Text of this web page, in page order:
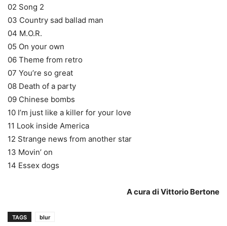
02 Song 2
03 Country sad ballad man
04 M.O.R.
05 On your own
06 Theme from retro
07 You’re so great
08 Death of a party
09 Chinese bombs
10 I’m just like a killer for your love
11 Look inside America
12 Strange news from another star
13 Movin’ on
14 Essex dogs
A cura di Vittorio Bertone
TAGS blur